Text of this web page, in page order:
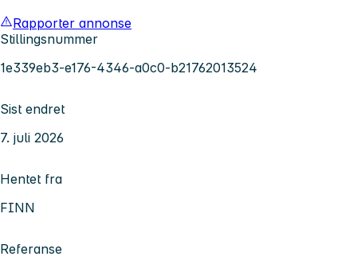
Rapporter annonse
Stillingsnummer
1e339eb3-e176-4346-a0c0-b21762013524
Sist endret
7. juli 2026
Hentet fra
FINN
Referanse